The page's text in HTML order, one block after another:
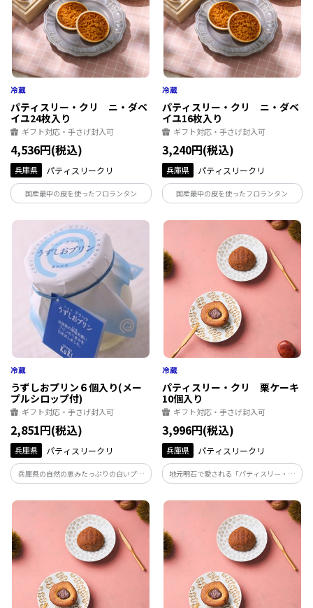
パティスリー・クリ ニ・ダベ
イユ24枚入り
ギフト対応・手さげ封入可
4,536円(税込)
兵庫県 パティスリークリ
国産最中の皮を使ったフロランタン
パティスリー・クリ ニ・ダベ
イユ16枚入り
ギフト対応・手さげ封入可
3,240円(税込)
兵庫県 パティスリークリ
国産最中の皮を使ったフロランタン
うずしおプリン６個入り(メー
プルシロップ付)
ギフト対応・手さげ封入可
2,851円(税込)
兵庫県 パティスリークリ
兵庫県の自然の恵みたっぷりの白いプリ
ン
パティスリー・クリ 栗ケーキ
10個入り
ギフト対応・手さげ封入可
3,996円(税込)
兵庫県 パティスリークリ
地元明石で愛される「パティスリー・ク
リ」の名物ケーキ